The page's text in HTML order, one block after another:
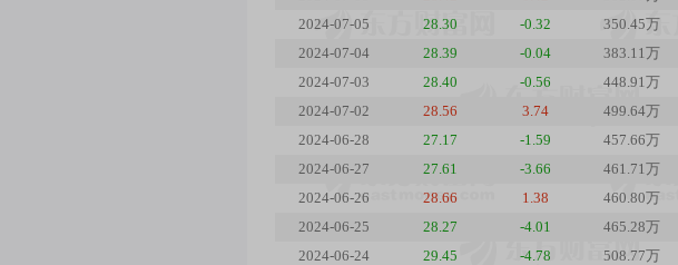
2024-07-05
28.30 -0.32 350.45万
2024-07-04
28.39 -0.04 383.11万
2024-07-03
28.40 -0.56 448.91万
2024-07-02
28.56 3.74 499.64万
2024-06-28
27.17 -1.59 457.66万
2024-06-27
27.61 -3.66 461.71万
2024-06-26
28.66 1.38 460.80万
2024-06-25
28.27 -4.01 465.28万
2024-06-24
29.45 -4.78 508.77万